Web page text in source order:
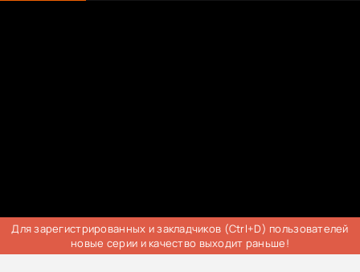
Для зарегистрированных и закладчиков (Ctrl+D) пользователей
новые серии и качество выходит раньше!